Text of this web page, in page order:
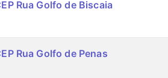
Rua Golfo de Biscaia
Rua Golfo de Penas